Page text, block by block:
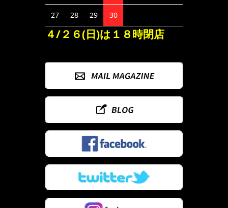
27 28 29 30
４/２６(日)は１８時閉店